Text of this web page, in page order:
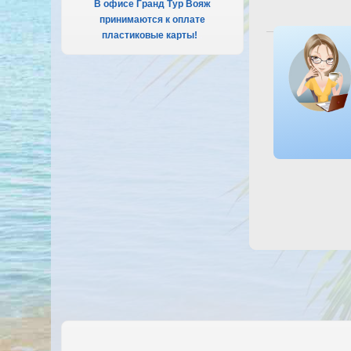
В офисе Гранд Тур Вояж
принимаются к оплате
пластиковые карты!
Посмотреть